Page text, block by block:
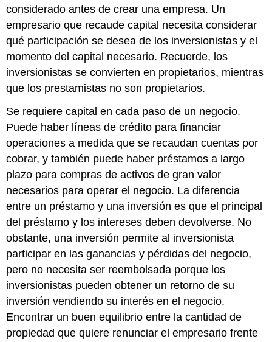
considerado antes de crear una empresa. Un
empresario que recaude capital necesita considerar
qué participación se desea de los inversionistas y el
momento del capital necesario. Recuerde, los
inversionistas se convierten en propietarios, mientras
que los prestamistas no son propietarios.
Se requiere capital en cada paso de un negocio.
Puede haber líneas de crédito para financiar
operaciones a medida que se recaudan cuentas por
cobrar, y también puede haber préstamos a largo
plazo para compras de activos de gran valor
necesarios para operar el negocio. La diferencia
entre un préstamo y una inversión es que el principal
del préstamo y los intereses deben devolverse. No
obstante, una inversión permite al inversionista
participar en las ganancias y pérdidas del negocio,
pero no necesita ser reembolsada porque los
inversionistas pueden obtener un retorno de su
inversión vendiendo su interés en el negocio.
Encontrar un buen equilibrio entre la cantidad de
propiedad que quiere renunciar el empresario frente